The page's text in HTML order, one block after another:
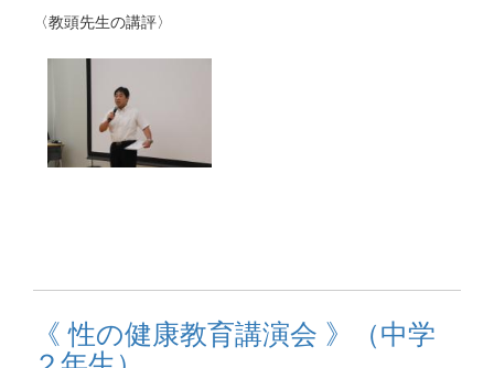
〈教頭先生の講評〉
《 性の健康教育講演会 》（中学